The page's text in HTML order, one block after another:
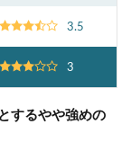
3.5
3
するやや強めの